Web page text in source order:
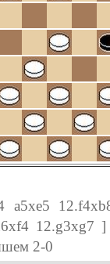
a5xe5
12.g3xg7
2-0